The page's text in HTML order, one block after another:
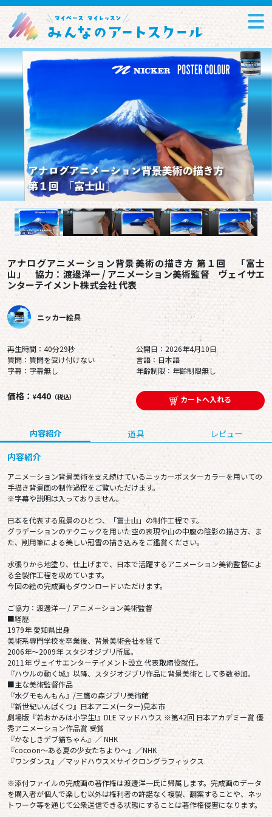
アナログアニメーション背景美術の描き方 第１回 「富士
山」 協力：渡邊洋一 / アニメーション美術監督 ヴェイサエ
ンターテイメント株式会社 代表
ニッカー絵具
再生時間：40分29秒
公開日：2026年4月10日
質問：質問を受け付けない
言語：日本語
字幕：字幕無し
年齢制限：年齢制限無し
価格： ¥440 （税込） カートへ入れる
内容紹介 道具 レビュー
内容紹介
アニメーション背景美術を支え続けているニッカーポスターカラーを用いての
手描き背景画の制作過程をご覧いただけます。
※字幕や説明は入っておりません。
日本を代表する風景のひとつ、「富士山」の制作工程です。
グラデーションのテクニックを用いた空の表現や山の中腹の陰影の描き方、ま
た、削用筆による美しい冠雪の描き込みをご鑑賞ください。
水張りから地塗り、仕上げまで、日本で活躍するアニメーション美術監督によ
る全製作工程を収めています。
今回の絵の完成画もダウンロードいただけます。
ご協力：渡邊洋一 / アニメーション美術監督
■経歴
1979年 愛知県出身
美術系専門学校を卒業後、背景美術会社を経て
2006年〜2009年 スタジオジブリ所属。
2011年 ヴェイサエンターテイメント設立 代表取締役就任。
『ハウルの動く城』以降、スタジオジブリ作品に背景美術として多数参加。
■主な美術監督作品
『水グモもんもん』/三鷹の森ジブリ美術館
『新世紀いんぱくつ』日本アニメ(ーター)見本市
劇場版『若おかみは小学生!』DLE マッドハウス ※第42回 日本アカデミー賞 優
秀アニメーション作品賞 受賞
『かなしきデブ猫ちゃん』／ NHK
『cocoon〜ある夏の少女たちより〜』／NHK
『ワンダンス』／マッドハウス×サイクロングラフィックス
※添付ファイルの完成画の著作権は渡邊洋一氏に帰属します。完成画のデータ
を購入者が個人で楽しむ以外は権利者の許諾なく複製、翻案することや、ネッ
トワーク等を通じて公衆送信できる状態にすることは著作権侵害になります。